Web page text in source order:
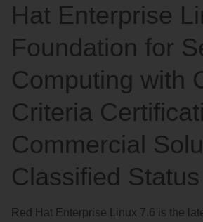
Hat Enterprise
Foundation for
Computing with
Criteria
Commercial
Classified Status
Red Hat Enterprise Linux 7.6 is the